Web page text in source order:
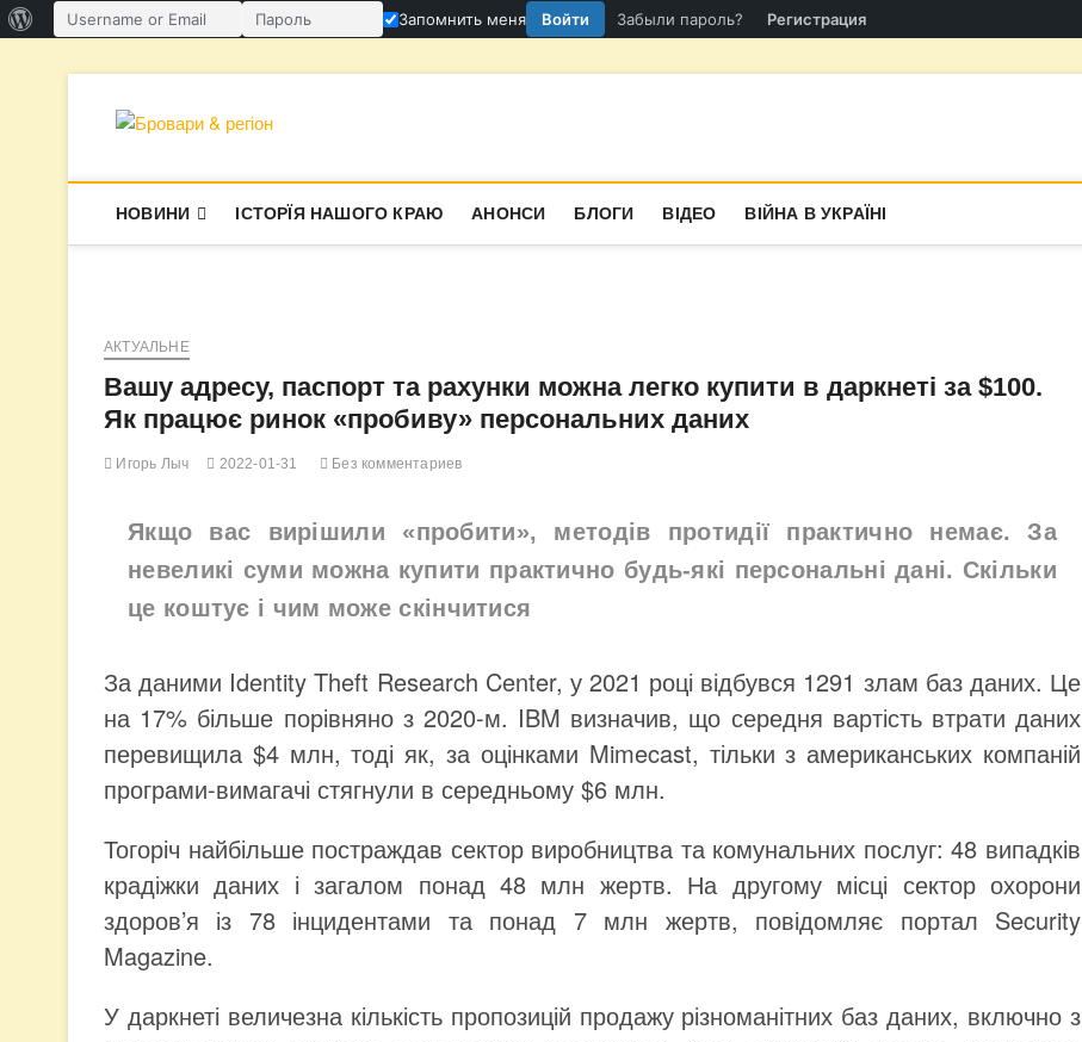
Имя пользователя или email
Пароль
Запомнить меня Войти Забыли пароль? Регистрация
содержимому
НОВИНИ ІСТОРЇЯ НАШОГО КРАЮ АНОНСИ БЛОГИ ВІДЕО ВІЙНА В УКРАЇНІ
АКТУАЛЬНЕ
Вашу адресу, паспорт та рахунки можна легко купити в даркнеті за $100.
Як працює ринок «пробиву» персональних даних
Игорь Лыч 2022-01-31 Без комментариев
Якщо вас вирішили «пробити», методів протидії практично немає. За
невеликі суми можна купити практично будь-які персональні дані. Скільки
це коштує і чим може скінчитися
За даними Identity Theft Research Center, у 2021 році відбувся 1291 злам баз даних. Це
на 17% більше порівняно з 2020-м. IBM визначив, що середня вартість втрати даних
перевищила $4 млн, тоді як, за оцінками Mimecast, тільки з американських компаній
програми-вимагачі стягнули в середньому $6 млн.
Тогоріч найбільше постраждав сектор виробництва та комунальних послуг: 48 випадків
крадіжки даних і загалом понад 48 млн жертв. На другому місці сектор охорони
здоров’я із 78 інцидентами та понад 7 млн жертв, повідомляє портал Security
Magazine.
У даркнеті величезна кількість пропозицій продажу різноманітних баз даних, включно з